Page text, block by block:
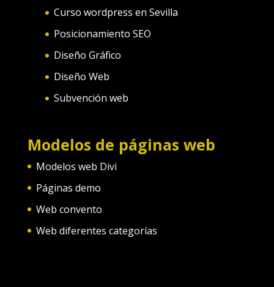
Curso wordpress en Sevilla
Posicionamiento SEO
Diseño Gráfico
Diseño Web
Subvención web
Modelos de páginas web
Modelos web Divi
Páginas demo
Web convento
Web diferentes categorías